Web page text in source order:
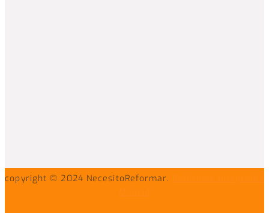
copyright © 2024 NecesitoReformar.
Madrid